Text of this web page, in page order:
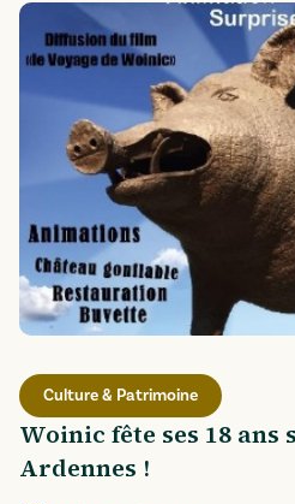
Culture & Patrimoine
Woinic fête ses 18 ans
Ardennes !